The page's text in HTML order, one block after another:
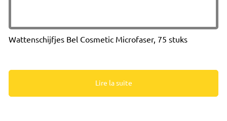
Wattenschijfjes Bel Cosmetic Microfaser, 75 stuks
Lire la suite